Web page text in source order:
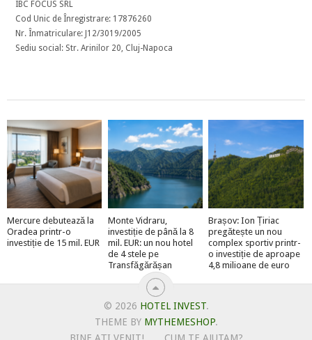
IBC FOCUS SRL
Cod Unic de Înregistrare: 17876260
Nr. Înmatriculare: J12/3019/2005
Sediu social: Str. Arinilor 20, Cluj-Napoca
Mercure debutează la
Oradea printr-o
investiție de 15 mil. EUR
Monte Vidraru,
investiție de până la 8
mil. EUR: un nou hotel
de 4 stele pe
Transfăgărășan
Brașov: Ion Țiriac
pregătește un nou
complex sportiv printr-
o investiție de aproape
4,8 milioane de euro
© 2026 HOTEL INVEST.
THEME BY MYTHEMESHOP.
BINE AȚI VENIT!
CUM TE AJUTAM?